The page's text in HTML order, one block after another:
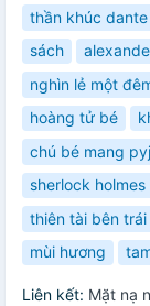
thần khúc dante
sách
nghìn lẻ một
hoàng tử bé
chú bé mang
sherlock
thiên tài bên
mùi hương
Liên kết: Mặt nạ